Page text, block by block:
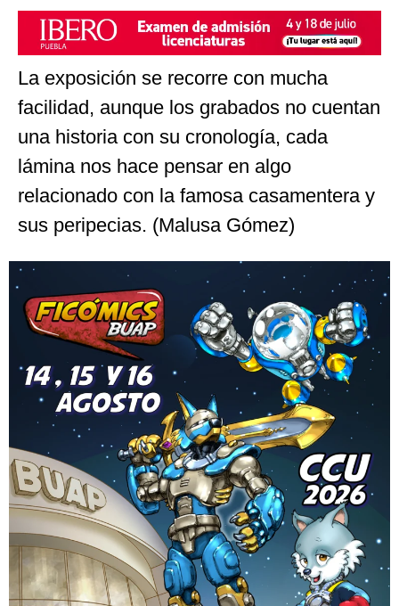
La exposición se recorre con mucha
facilidad, aunque los grabados no cuentan
una historia con su cronología, cada
lámina nos hace pensar en algo
relacionado con la famosa casamentera y
sus peripecias. (Malusa Gómez)